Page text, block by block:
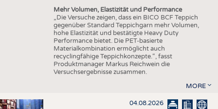
Mehr Volumen, Elastizität und Performance
„Die Versuche zeigen, dass ein BICO BCF Teppich
gegenüber Standard Teppichgarn mehr Volumen,
hohe Elastizität und bestätigte Heavy Duty
Performance bietet. Die PET-basierte
Materialkombination ermöglicht auch
recyclingfähige Teppichkonzepte.“, fasst
Produktmanager Markus Reichwein die
Versuchsergebnisse zusammen.
MORE
04.08.2026